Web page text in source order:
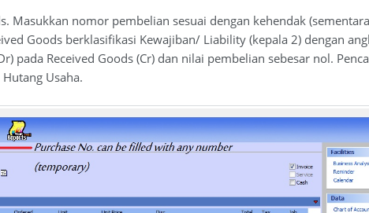
Masukkan nomor pembelian sesuai dengan kehendak
Goods berklasifikasi Kewajiban/ Liability (kepala 2) dengan
pada Received Goods (Cr) dan nilai pembelian sebesar nol.
Usaha.